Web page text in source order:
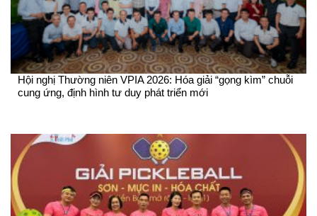
Hội nghị Thường niên VPIA 2026: Hóa giải “gọng kìm” chuỗi
cung ứng, định hình tư duy phát triển mới